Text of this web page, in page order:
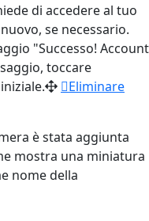
di accedere al tuo
se necessario.
"Successo! Account
toccare
Eliminare
è stata aggiunta
mostra una miniatura
nome della